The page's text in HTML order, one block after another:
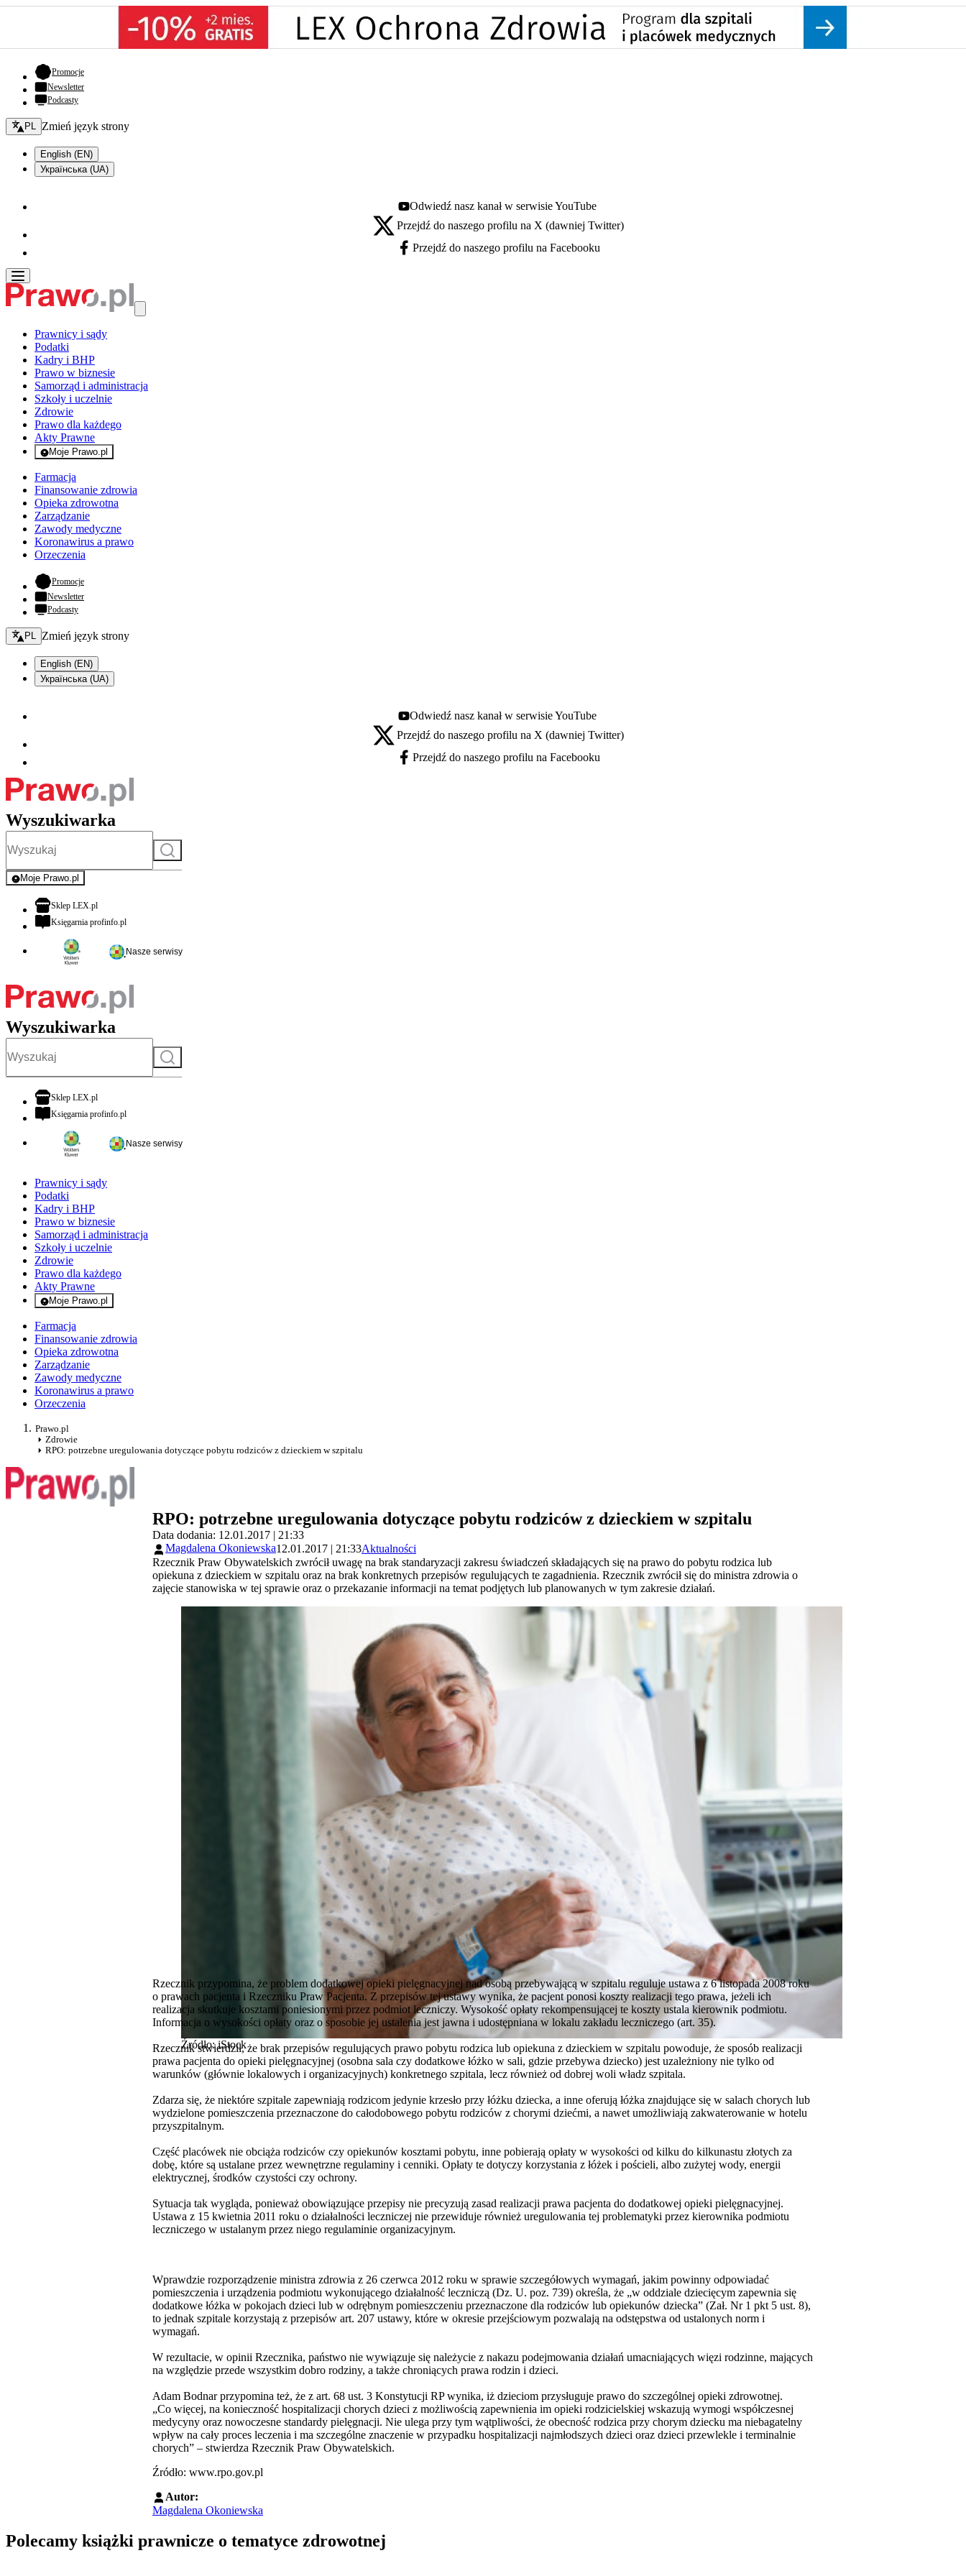
Promocje- otwiera się w nowej karcie
Newsletter
Podcasty
Zmień język - bieżący:
PL Zmień język strony
English (EN)
Українська (UA)
Youtube - otwiera się w nowej karcie
Odwiedź nasz kanał w serwisie YouTube
X - otwiera się w nowej karcie
Przejdź do naszego profilu na X (dawniej Twitter)
Facebook - otwiera się w nowej karcie
Przejdź do naszego profilu na Facebooku
Prawnicy i sądy
Podatki
Kadry i BHP
Prawo w biznesie
Samorząd i administracja
Szkoły i uczelnie
Zdrowie
Prawo dla każdego
Akty Prawne
Moje Prawo.pl
- rejestracja i logowanie do serwisu
Farmacja
Finansowanie zdrowia
Opieka zdrowotna
Zarządzanie
Zawody medyczne
Koronawirus a prawo
Orzeczenia
Promocje- otwiera się w nowej karcie
Newsletter
Podcasty
Zmień język - bieżący:
PL Zmień język strony
English (EN)
Українська (UA)
Youtube - otwiera się w nowej karcie
Odwiedź nasz kanał w serwisie YouTube
X - otwiera się w nowej karcie
Przejdź do naszego profilu na X (dawniej Twitter)
Facebook - otwiera się w nowej karcie
Przejdź do naszego profilu na Facebooku
Wyszukiwarka
Szukaj
Moje Prawo.pl
- rejestracja i logowanie do serwisu
Sklep LEX.plotwiera się w nowej karcie
Księgarnia profinfo.plotwiera się w nowej karcie
Nasze serwisy
Wyszukiwarka
Szukaj
Sklep LEX.plotwiera się w nowej karcie
Księgarnia profinfo.plotwiera się w nowej karcie
Nasze serwisy
Prawnicy i sądy
Podatki
Kadry i BHP
Prawo w biznesie
Samorząd i administracja
Szkoły i uczelnie
Zdrowie
Prawo dla każdego
Akty Prawne
Moje Prawo.pl
- rejestracja i logowanie do serwisu
Farmacja
Finansowanie zdrowia
Opieka zdrowotna
Zarządzanie
Zawody medyczne
Koronawirus a prawo
Orzeczenia
Prawo.pl
Zdrowie
RPO: potrzebne uregulowania dotyczące pobytu rodziców z dzieckiem w szpitalu
RPO: potrzebne uregulowania dotyczące pobytu rodziców z dzieckiem w szpitalu
Data dodania: 12.01.2017 | 21:33
Magdalena Okoniewska12.01.2017 | 21:33Aktualności
Rzecznik Praw Obywatelskich zwrócił uwagę na brak standaryzacji zakresu świadczeń składających się na prawo do pobytu rodzica lub
opiekuna z dzieckiem w szpitalu oraz na brak konkretnych przepisów regulujących te zagadnienia. Rzecznik zwrócił się do ministra zdrowia o
zajęcie stanowiska w tej sprawie oraz o przekazanie informacji na temat podjętych lub planowanych w tym zakresie działań.
Źródło: iStock
Rzecznik przypomina, że problem dodatkowej opieki pielęgnacyjnej nad osobą przebywającą w szpitalu reguluje ustawa z 6 listopada 2008 roku
o prawach pacjenta i Rzeczniku Praw Pacjenta. Z przepisów tej ustawy wynika, że pacjent ponosi koszty realizacji tego prawa, jeżeli ich
realizacja skutkuje kosztami poniesionymi przez podmiot leczniczy. Wysokość opłaty rekompensującej te koszty ustala kierownik podmiotu.
Informacja o wysokości opłaty oraz o sposobie jej ustalenia jest jawna i udostępniana w lokalu zakładu leczniczego (art. 35).
Rzecznik stwierdził, że brak przepisów regulujących prawo pobytu rodzica lub opiekuna z dzieckiem w szpitalu powoduje, że sposób realizacji
prawa pacjenta do opieki pielęgnacyjnej (osobna sala czy dodatkowe łóżko w sali, gdzie przebywa dziecko) jest uzależniony nie tylko od
warunków (głównie lokalowych i organizacyjnych) konkretnego szpitala, lecz również od dobrej woli władz szpitala.
Zdarza się, że niektóre szpitale zapewniają rodzicom jedynie krzesło przy łóżku dziecka, a inne oferują łóżka znajdujące się w salach chorych lub
wydzielone pomieszczenia przeznaczone do całodobowego pobytu rodziców z chorymi dziećmi, a nawet umożliwiają zakwaterowanie w hotelu
przyszpitalnym.
Część placówek nie obciąża rodziców czy opiekunów kosztami pobytu, inne pobierają opłaty w wysokości od kilku do kilkunastu złotych za
dobę, które są ustalane przez wewnętrzne regulaminy i cenniki. Opłaty te dotyczy korzystania z łóżek i pościeli, albo zużytej wody, energii
elektrycznej, środków czystości czy ochrony.
Sytuacja tak wygląda, ponieważ obowiązujące przepisy nie precyzują zasad realizacji prawa pacjenta do dodatkowej opieki pielęgnacyjnej.
Ustawa z 15 kwietnia 2011 roku o działalności leczniczej nie przewiduje również uregulowania tej problematyki przez kierownika podmiotu
leczniczego w ustalanym przez niego regulaminie organizacyjnym.
Wprawdzie rozporządzenie ministra zdrowia z 26 czerwca 2012 roku w sprawie szczegółowych wymagań, jakim powinny odpowiadać
pomieszczenia i urządzenia podmiotu wykonującego działalność leczniczą (Dz. U. poz. 739) określa, że „w oddziale dziecięcym zapewnia się
dodatkowe łóżka w pokojach dzieci lub w odrębnym pomieszczeniu przeznaczone dla rodziców lub opiekunów dziecka” (Zał. Nr 1 pkt 5 ust. 8),
to jednak szpitale korzystają z przepisów art. 207 ustawy, które w okresie przejściowym pozwalają na odstępstwa od ustalonych norm i
wymagań.
W rezultacie, w opinii Rzecznika, państwo nie wywiązuje się należycie z nakazu podejmowania działań umacniających więzi rodzinne, mających
na względzie przede wszystkim dobro rodziny, a także chroniących prawa rodzin i dzieci.
Adam Bodnar przypomina też, że z art. 68 ust. 3 Konstytucji RP wynika, iż dzieciom przysługuje prawo do szczególnej opieki zdrowotnej.
„Co więcej, na konieczność hospitalizacji chorych dzieci z możliwością zapewnienia im opieki rodzicielskiej wskazują wymogi współczesnej
medycyny oraz nowoczesne standardy pielęgnacji. Nie ulega przy tym wątpliwości, że obecność rodzica przy chorym dziecku ma niebagatelny
wpływ na cały proces leczenia i ma szczególne znaczenie w przypadku hospitalizacji najmłodszych dzieci oraz dzieci przewlekle i terminalnie
chorych” – stwierdza Rzecznik Praw Obywatelskich.
Źródło: www.rpo.gov.pl
Autor:
Magdalena Okoniewska
Polecamy książki prawnicze o tematyce zdrowotnej